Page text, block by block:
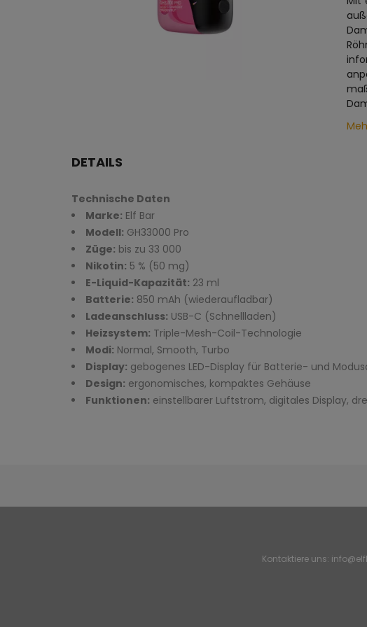
DETAILS
Technische Daten
Marke: Elf Bar
Modell: GH33000 Pro
Züge: bis zu 33 000
Nikotin: 5 % (50 mg)
E-Liquid-Kapazität: 23 ml
Batterie: 850 mAh (wiederaufladbar)
Ladeanschluss: USB-C (Schnellladen)
Heizsystem: Triple-Mesh-Coil-Technologie
Modi: Normal, Smooth, Turbo
Display: gebogenes LED-Display für Batterie- und
Design: ergonomisches, kompaktes Gehäuse
Funktionen: einstellbarer Luftstrom, digitales Display,
Kontaktiere uns: